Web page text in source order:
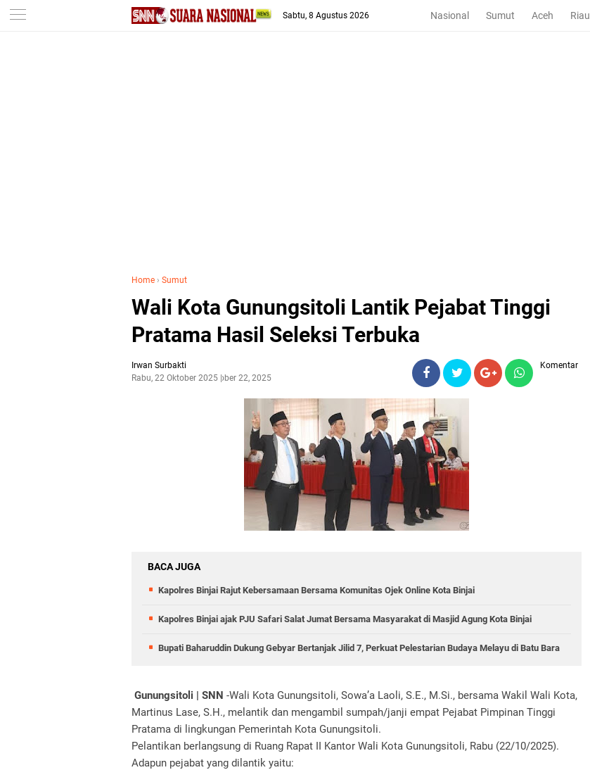
-->
Sabtu, 8 Agustus 2026 Nasional Sumut Aceh Riau
Home › Sumut
Wali Kota Gunungsitoli Lantik Pejabat Tinggi
Pratama Hasil Seleksi Terbuka
Irwan Surbakti
Rabu, 22 Oktober 2025Oktober 22, 2025
Komentar
BACA JUGA
Kapolres Binjai Rajut Kebersamaan Bersama Komunitas Ojek Online Kota Binjai
Kapolres Binjai ajak PJU Safari Salat Jumat Bersama Masyarakat di Masjid Agung Kota Binjai
Bupati Baharuddin Dukung Gebyar Bertanjak Jilid 7, Perkuat Pelestarian Budaya Melayu di Batu Bara
Gunungsitoli | SNN -Wali Kota Gunungsitoli, Sowa’a Laoli, S.E., M.Si., bersama Wakil Wali Kota,
Martinus Lase, S.H., melantik dan mengambil sumpah/janji empat Pejabat Pimpinan Tinggi
Pratama di lingkungan Pemerintah Kota Gunungsitoli.
Pelantikan berlangsung di Ruang Rapat II Kantor Wali Kota Gunungsitoli, Rabu (22/10/2025).
Adapun pejabat yang dilantik yaitu: